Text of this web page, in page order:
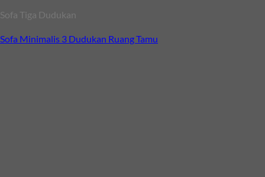
Sofa Tiga Dudukan
Sofa Minimalis 3 Dudukan Ruang Tamu